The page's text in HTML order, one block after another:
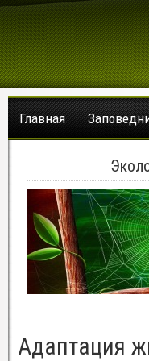
Главная
Адаптация